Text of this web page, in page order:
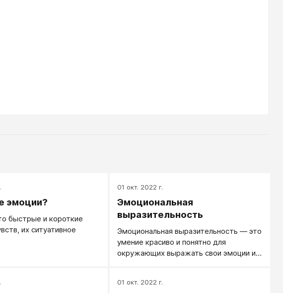
эмоции?
быстрые и короткие
их ситуативное
01 окт. 2022 г.
Эмоциональная
выразительность
Эмоциональная выразительность — это
умение красиво и понятно для
окружающих выражать свои эмоции и
01 окт. 2022 г.